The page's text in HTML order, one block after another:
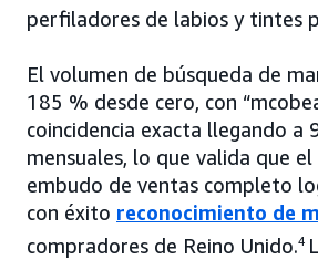
perfiladores de labios y tintes
El volumen de búsqueda de
185 % desde cero, con
coincidencia exacta llegando a
mensuales, lo que valida que
embudo de ventas completo
con éxito reconocimiento de
compradores de Reino Unido.4